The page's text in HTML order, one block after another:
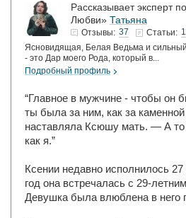
Рассказывает эксперт
Любви» Татьяна
Отзывы: 37 Статьи:
Ясновидящая, Белая Ведьма и
- это Дар моего Рода, который в...
Подробный профиль
“Главное в мужчине - чтобы он
ты была за ним, как за
наставляла Ксюшу мать. — А то
как я.”
Ксении недавно исполнилось
год она встречалась с 29-
Девушка была влюблена в него